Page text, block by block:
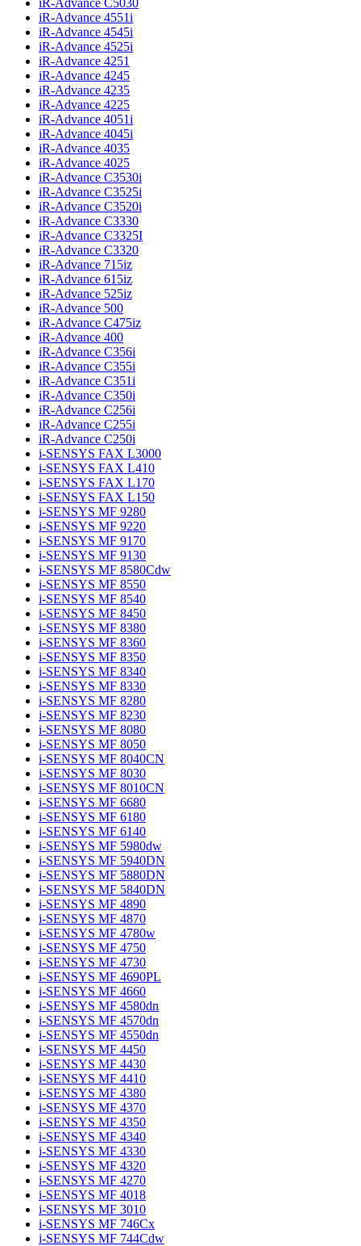
iR-Advance 4551i
iR-Advance 4545i
iR-Advance 4525i
iR-Advance 4251
iR-Advance 4245
iR-Advance 4235
iR-Advance 4225
iR-Advance 4051i
iR-Advance 4045i
iR-Advance 4035
iR-Advance 4025
iR-Advance C3530i
iR-Advance C3525i
iR-Advance C3520i
iR-Advance C3330
iR-Advance C3325I
iR-Advance C3320
iR-Advance 715iz
iR-Advance 615iz
iR-Advance 525iz
iR-Advance 500
iR-Advance C475iz
iR-Advance 400
iR-Advance C356i
iR-Advance C355i
iR-Advance C351i
iR-Advance C350i
iR-Advance C256i
iR-Advance C255i
iR-Advance C250i
i-SENSYS FAX L3000
i-SENSYS FAX L410
i-SENSYS FAX L170
i-SENSYS FAX L150
i-SENSYS MF 9280
i-SENSYS MF 9220
i-SENSYS MF 9170
i-SENSYS MF 9130
i-SENSYS MF 8580Cdw
i-SENSYS MF 8550
i-SENSYS MF 8540
i-SENSYS MF 8450
i-SENSYS MF 8380
i-SENSYS MF 8360
i-SENSYS MF 8350
i-SENSYS MF 8340
i-SENSYS MF 8330
i-SENSYS MF 8280
i-SENSYS MF 8230
i-SENSYS MF 8080
i-SENSYS MF 8050
i-SENSYS MF 8040CN
i-SENSYS MF 8030
i-SENSYS MF 8010CN
i-SENSYS MF 6680
i-SENSYS MF 6180
i-SENSYS MF 6140
i-SENSYS MF 5980dw
i-SENSYS MF 5940DN
i-SENSYS MF 5880DN
i-SENSYS MF 5840DN
i-SENSYS MF 4890
i-SENSYS MF 4870
i-SENSYS MF 4780w
i-SENSYS MF 4750
i-SENSYS MF 4730
i-SENSYS MF 4690PL
i-SENSYS MF 4660
i-SENSYS MF 4580dn
i-SENSYS MF 4570dn
i-SENSYS MF 4550dn
i-SENSYS MF 4450
i-SENSYS MF 4430
i-SENSYS MF 4410
i-SENSYS MF 4380
i-SENSYS MF 4370
i-SENSYS MF 4350
i-SENSYS MF 4340
i-SENSYS MF 4330
i-SENSYS MF 4320
i-SENSYS MF 4270
i-SENSYS MF 4018
i-SENSYS MF 3010
i-SENSYS MF 746Cx
i-SENSYS MF 744Cdw